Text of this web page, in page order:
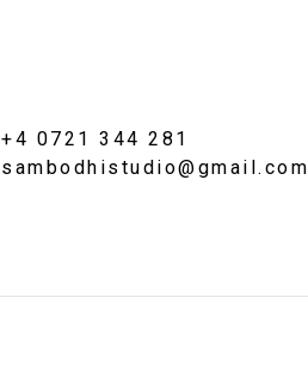
+4 0721 344 281
sambodhistudio@gmail.com